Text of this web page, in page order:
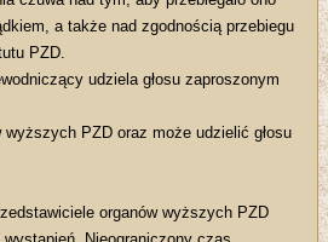
a także nad zgodnością przebiegu
PZD.
udziela głosu zaproszonym
wyższych PZD oraz może udzielić głosu
organów wyższych PZD